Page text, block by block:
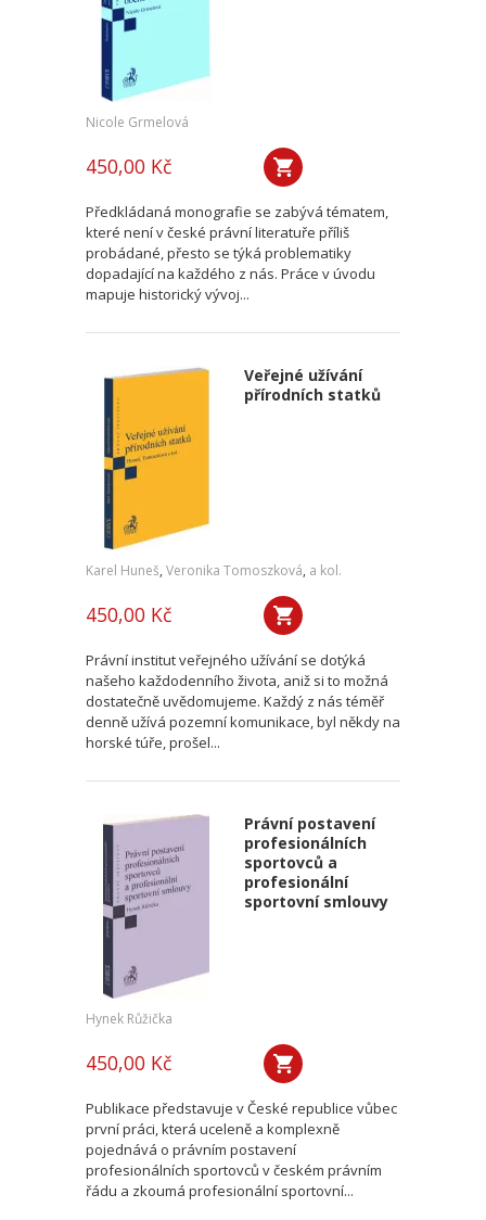
Nicole Grmelová
450,00 Kč
Předkládaná monografie se zabývá tématem,
které není v české právní literatuře příliš
probádané, přesto se týká problematiky
dopadající na každého z nás. Práce v úvodu
mapuje historický vývoj...
Veřejné užívání
přírodních statků
Karel Huneš, Veronika Tomoszková, a kol.
450,00 Kč
Právní institut veřejného užívání se dotýká
našeho každodenního života, aniž si to možná
dostatečně uvědomujeme. Každý z nás téměř
denně užívá pozemní komunikace, byl někdy na
horské túře, prošel...
Právní postavení
profesionálních
sportovců a
profesionální
sportovní smlouvy
Hynek Růžička
450,00 Kč
Publikace představuje v České republice vůbec
první práci, která uceleně a komplexně
pojednává o právním postavení
profesionálních sportovců v českém právním
řádu a zkoumá profesionální sportovní...